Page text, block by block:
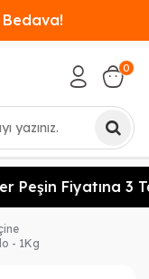
Bedava!
0
Peşin Fiyatına 3
- 1Kg